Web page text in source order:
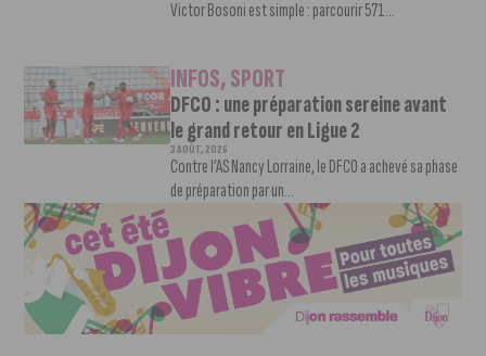
Victor Bosoni est simple : parcourir 571...
INFOS,SPORT
DFCO : une préparation sereine avant
le grand retour en Ligue 2
3 AOÛT, 2026
Contre l’AS Nancy Lorraine, le DFCO a achevé sa phase
de préparation par un...